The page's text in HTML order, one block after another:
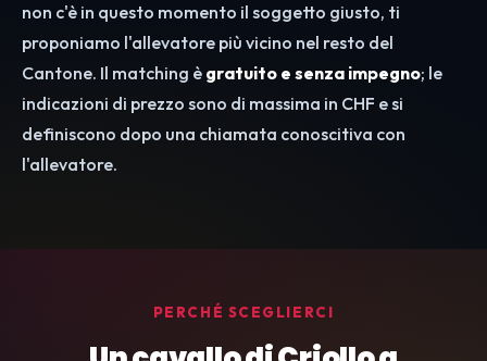
non c'è in questo momento il soggetto giusto, ti
proponiamo l'allevatore più vicino nel resto del
Cantone. Il matching è gratuito e senza impegno; le
indicazioni di prezzo sono di massima in CHF e si
definiscono dopo una chiamata conoscitiva con
l'allevatore.
PERCHÉ SCEGLIERCI